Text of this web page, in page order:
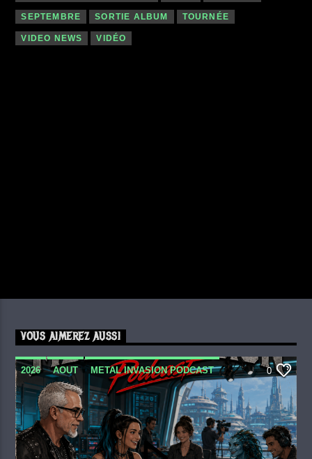
SEPTEMBRE SORTIE ALBUM TOURNÉE
VIDEO NEWS VIDÉO
VOUS AIMEREZ AUSSI
2026 AOUT METAL INVASION PODCAST 0